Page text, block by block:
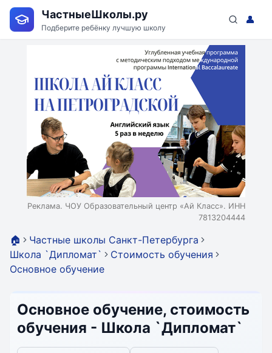
ЧастныеШколы.ру
Подберите ребёнку лучшую школу
👤
Реклама. ЧОУ Образовательный центр «Ай Класс». ИНН
7813204444
🏠
Частные школы Санкт-Петербурга
Школа `Дипломат`
Стоимость обучения
Основное обучение
Основное обучение, стоимость
обучения - Школа `Дипломат`